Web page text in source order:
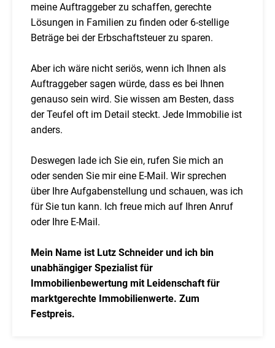
meine Auftraggeber zu schaffen, gerechte
Lösungen in Familien zu finden oder 6-stellige
Beträge bei der Erbschaftsteuer zu sparen.
Aber ich wäre nicht seriös, wenn ich Ihnen als
Auftraggeber sagen würde, dass es bei Ihnen
genauso sein wird. Sie wissen am Besten, dass
der Teufel oft im Detail steckt. Jede Immobilie ist
anders.
Deswegen lade ich Sie ein, rufen Sie mich an
oder senden Sie mir eine E-Mail. Wir sprechen
über Ihre Aufgabenstellung und schauen, was ich
für Sie tun kann. Ich freue mich auf Ihren Anruf
oder Ihre E-Mail.
Mein Name ist Lutz Schneider und ich bin
unabhängiger Spezialist für
Immobilienbewertung mit Leidenschaft für
marktgerechte Immobilienwerte. Zum
Festpreis.